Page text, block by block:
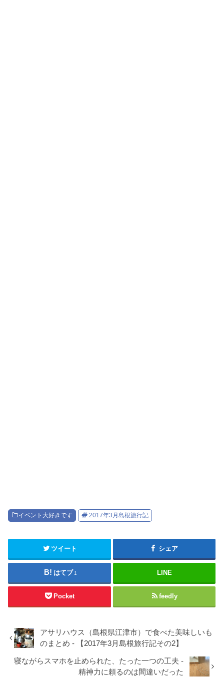
イベント大好きです 2017年3月島根旅行記
ツイート シェア
はてブ 1 LINE
Pocket feedly
アサリハウス（島根県江津市）で食べた美味しいも
のまとめ - 【2017年3月島根旅行記その2】
寝ながらスマホを止められた、たった一つの工夫 -
精神力に頼るのは間違いだった